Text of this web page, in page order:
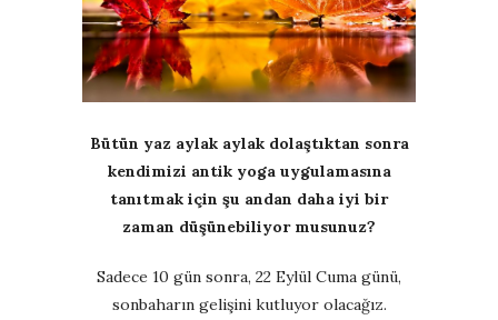
Bütün yaz aylak aylak dolaştıktan sonra
kendimizi antik yoga uygulamasına
tanıtmak için şu andan daha iyi bir
zaman düşünebiliyor musunuz?
Sadece 10 gün sonra, 22 Eylül Cuma günü,
sonbaharın gelişini kutluyor olacağız.